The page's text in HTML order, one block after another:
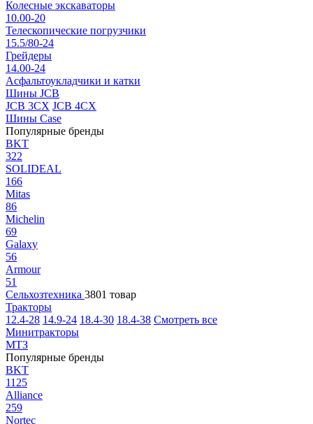
Колесные экскаваторы
10.00-20
Телескопические погрузчики
15.5/80-24
Грейдеры
14.00-24
Асфальтоукладчики и катки
Шины JCB
JCB 3CX JCB 4CX
Шины Case
Популярные бренды
BKT
322
SOLIDEAL
166
Mitas
86
Michelin
69
Galaxy
56
Armour
51
Сельхозтехника 3801 товар
Тракторы
12.4-28 14.9-24 18.4-30 18.4-38 Смотреть все
Минитракторы
МТЗ
Популярные бренды
BKT
1125
Alliance
259
Nortec